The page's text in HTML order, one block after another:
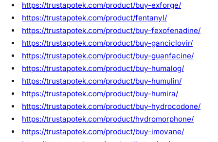
https://trustapotek.com/product/buy-exforge/
https://trustapotek.com/product/fentanyl/
https://trustapotek.com/product/buy-fexofenadine/
https://trustapotek.com/product/buy-ganciclovir/
https://trustapotek.com/product/buy-guanfacine/
https://trustapotek.com/product/buy-humalog/
https://trustapotek.com/product/buy-humulin/
https://trustapotek.com/product/buy-humira/
https://trustapotek.com/product/buy-hydrocodone/
https://trustapotek.com/product/hydromorphone/
https://trustapotek.com/product/buy-imovane/